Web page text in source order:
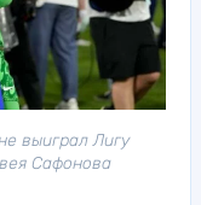
выиграл Лигу
Сафонова